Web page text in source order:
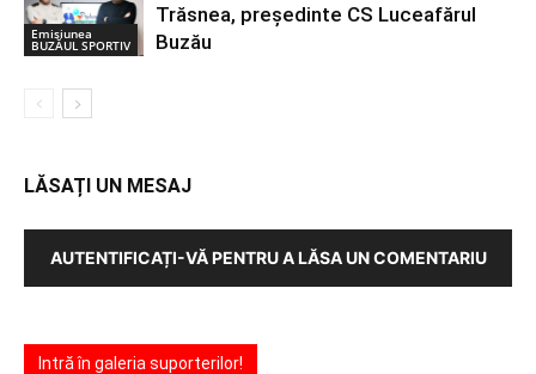
Emisiunea
BUZĂUL SPORTIV
Trăsnea, preşedinte CS Luceafărul
Buzău
LĂSAȚI UN MESAJ
AUTENTIFICAȚI-VĂ PENTRU A LĂSA UN COMENTARIU
Intră în galeria suporterilor!